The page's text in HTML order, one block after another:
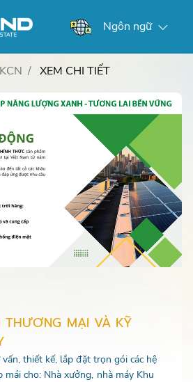
Ngôn ngữ
XEM CHI TIẾT
THƯƠNG MẠI VÀ KỸ
thiết kế, lắp đặt trọn gói các hệ
cho: Nhà xưởng, nhà máy Khu